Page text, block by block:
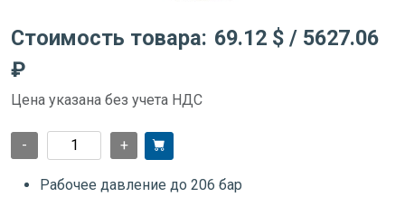
Стоимость товара: 69.12 $ / 5627.06
₽
Цена указана без учета НДС
- +
Рабочее давление до 206 бар